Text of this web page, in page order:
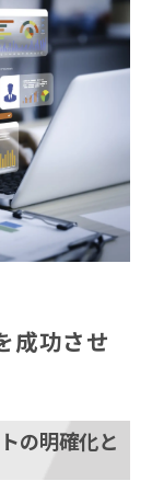
成功させ
の明確化と